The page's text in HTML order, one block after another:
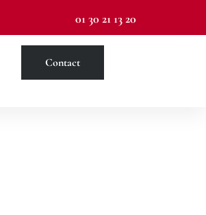
01 30 21 13 20
Contact